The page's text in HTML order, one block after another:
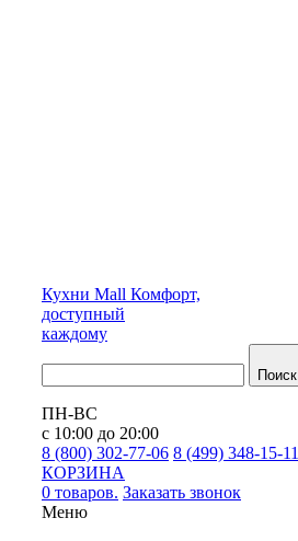
Кухни Mall Комфорт,
доступный
каждому
Поиск
ПН-ВС
с 10:00 до 20:00
8 (800) 302-77-06 8 (499) 348-15-11
КОРЗИНА
0 товаров. Заказать звонок
Меню